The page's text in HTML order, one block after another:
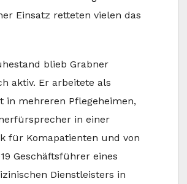
Einsatz retteten vielen das
blieb Grabner
aktiv. Er arbeitete als
in mehreren Pflegeheimen,
in einer
für Komapatienten und von
Geschäftsführer eines
Dienstleisters in